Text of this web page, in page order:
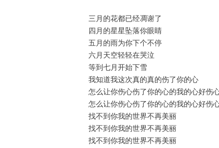
三月的花都已经凋谢了
四月的星星坠落你眼睛
五月的雨为你下个不停
六月天空轻轻在哭泣
等到七月开始下雪
我知道我这次真的真的伤了你的心
怎么让你伤心伤了你的心的我的心好伤
怎么让你伤心伤了你的心的我的心好伤
找不到你我的世界不再美丽
找不到你我的世界不再美丽
找不到你我的世界不再美丽